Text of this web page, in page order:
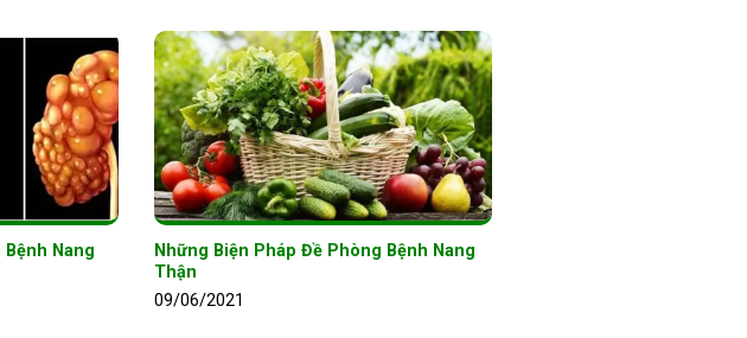
Bệnh Nang
Những Biện Pháp Đề Phòng Bệnh Nang
Thận
09/06/2021